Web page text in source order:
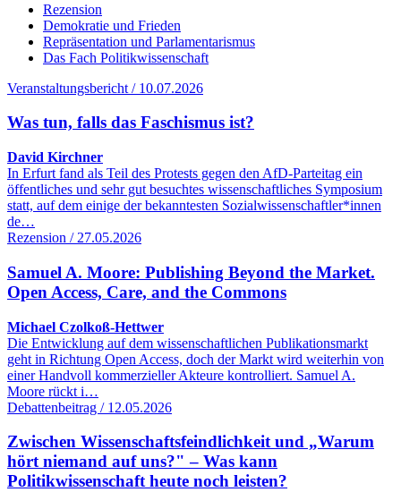
Rezension
Demokratie und Frieden
Repräsentation und Parlamentarismus
Das Fach Politikwissenschaft
Veranstaltungsbericht / 10.07.2026
Was tun, falls das Faschismus ist?
David Kirchner
In Erfurt fand als Teil des Protests gegen den AfD-Parteitag ein
öffentliches und sehr gut besuchtes wissenschaftliches Symposium
statt, auf dem einige der bekanntesten Sozialwissenschaftler*innen
de…
Rezension / 27.05.2026
Samuel A. Moore: Publishing Beyond the Market.
Open Access, Care, and the Commons
Michael Czolkoß-Hettwer
Die Entwicklung auf dem wissenschaftlichen Publikationsmarkt
geht in Richtung Open Access, doch der Markt wird weiterhin von
einer Handvoll kommerzieller Akteure kontrolliert. Samuel A.
Moore rückt i…
Debattenbeitrag / 12.05.2026
Zwischen Wissenschaftsfeindlichkeit und „Warum
hört niemand auf uns?" – Was kann
Politikwissenschaft heute noch leisten?